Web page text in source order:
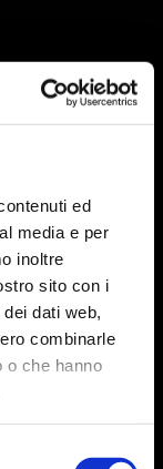
ed
media e per
inoltre
sito con i
dati web,
combinarle
o che hanno